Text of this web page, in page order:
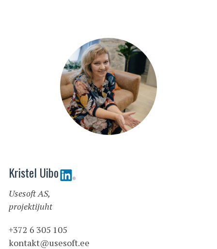
Kristel Uibo
Usesoft AS,
projektijuht
+372 6 305 105
kontakt@usesoft.ee